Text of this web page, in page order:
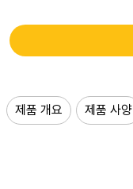
제품 개요 제품 사양